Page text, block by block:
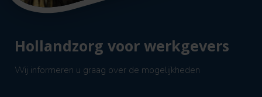
Hollandzorg voor werkgevers
Wij informeren u graag over de mogelijkheden